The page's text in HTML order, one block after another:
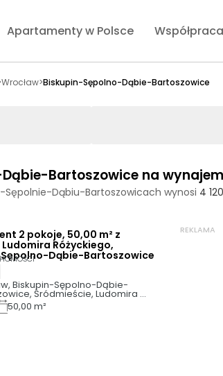
Apartamenty w Polsce Współpraca
Wrocław>Biskupin-Sępolno-Dąbie-Bartoszowice
Bartoszowice na wynajem
Dąbiu-Bartoszowicach wynosi 4
2 pokoje, 50,00 m² z
Różyckiego,
Dąbie-Bartoszowice
Biskupin-Sępolno-Dąbie-
Śródmieście, Ludomira
50,00 m²
REKLAMA